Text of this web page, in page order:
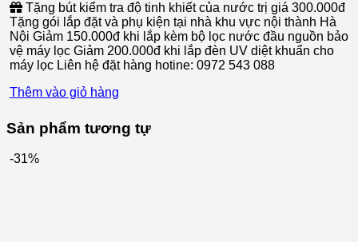
là:
6.500.000 ₫.
tại
là:
5.190.000 ₫.
Tặng bút kiểm tra độ tinh khiết của nước trị giá 300.000đ
Tặng gói lắp đặt và phụ kiện tại nhà khu vực nội thành Hà
Nội Giảm 150.000đ khi lắp kèm bộ lọc nước đầu nguồn bảo
vệ máy lọc Giảm 200.000đ khi lắp đèn UV diệt khuẩn cho
máy lọc Liên hệ đặt hàng hotine: 0972 543 088
Thêm vào giỏ hàng
Sản phẩm tương tự
-31%